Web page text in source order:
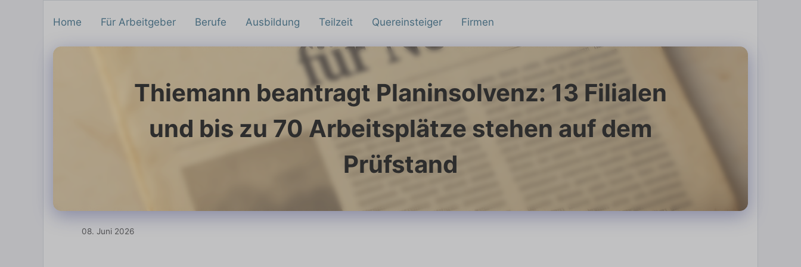
Home Für Arbeitgeber Berufe Ausbildung Teilzeit Quereinsteiger Firmen
Thiemann beantragt Planinsolvenz: 13 Filialen
und bis zu 70 Arbeitsplätze stehen auf dem
Prüfstand
08. Juni 2026